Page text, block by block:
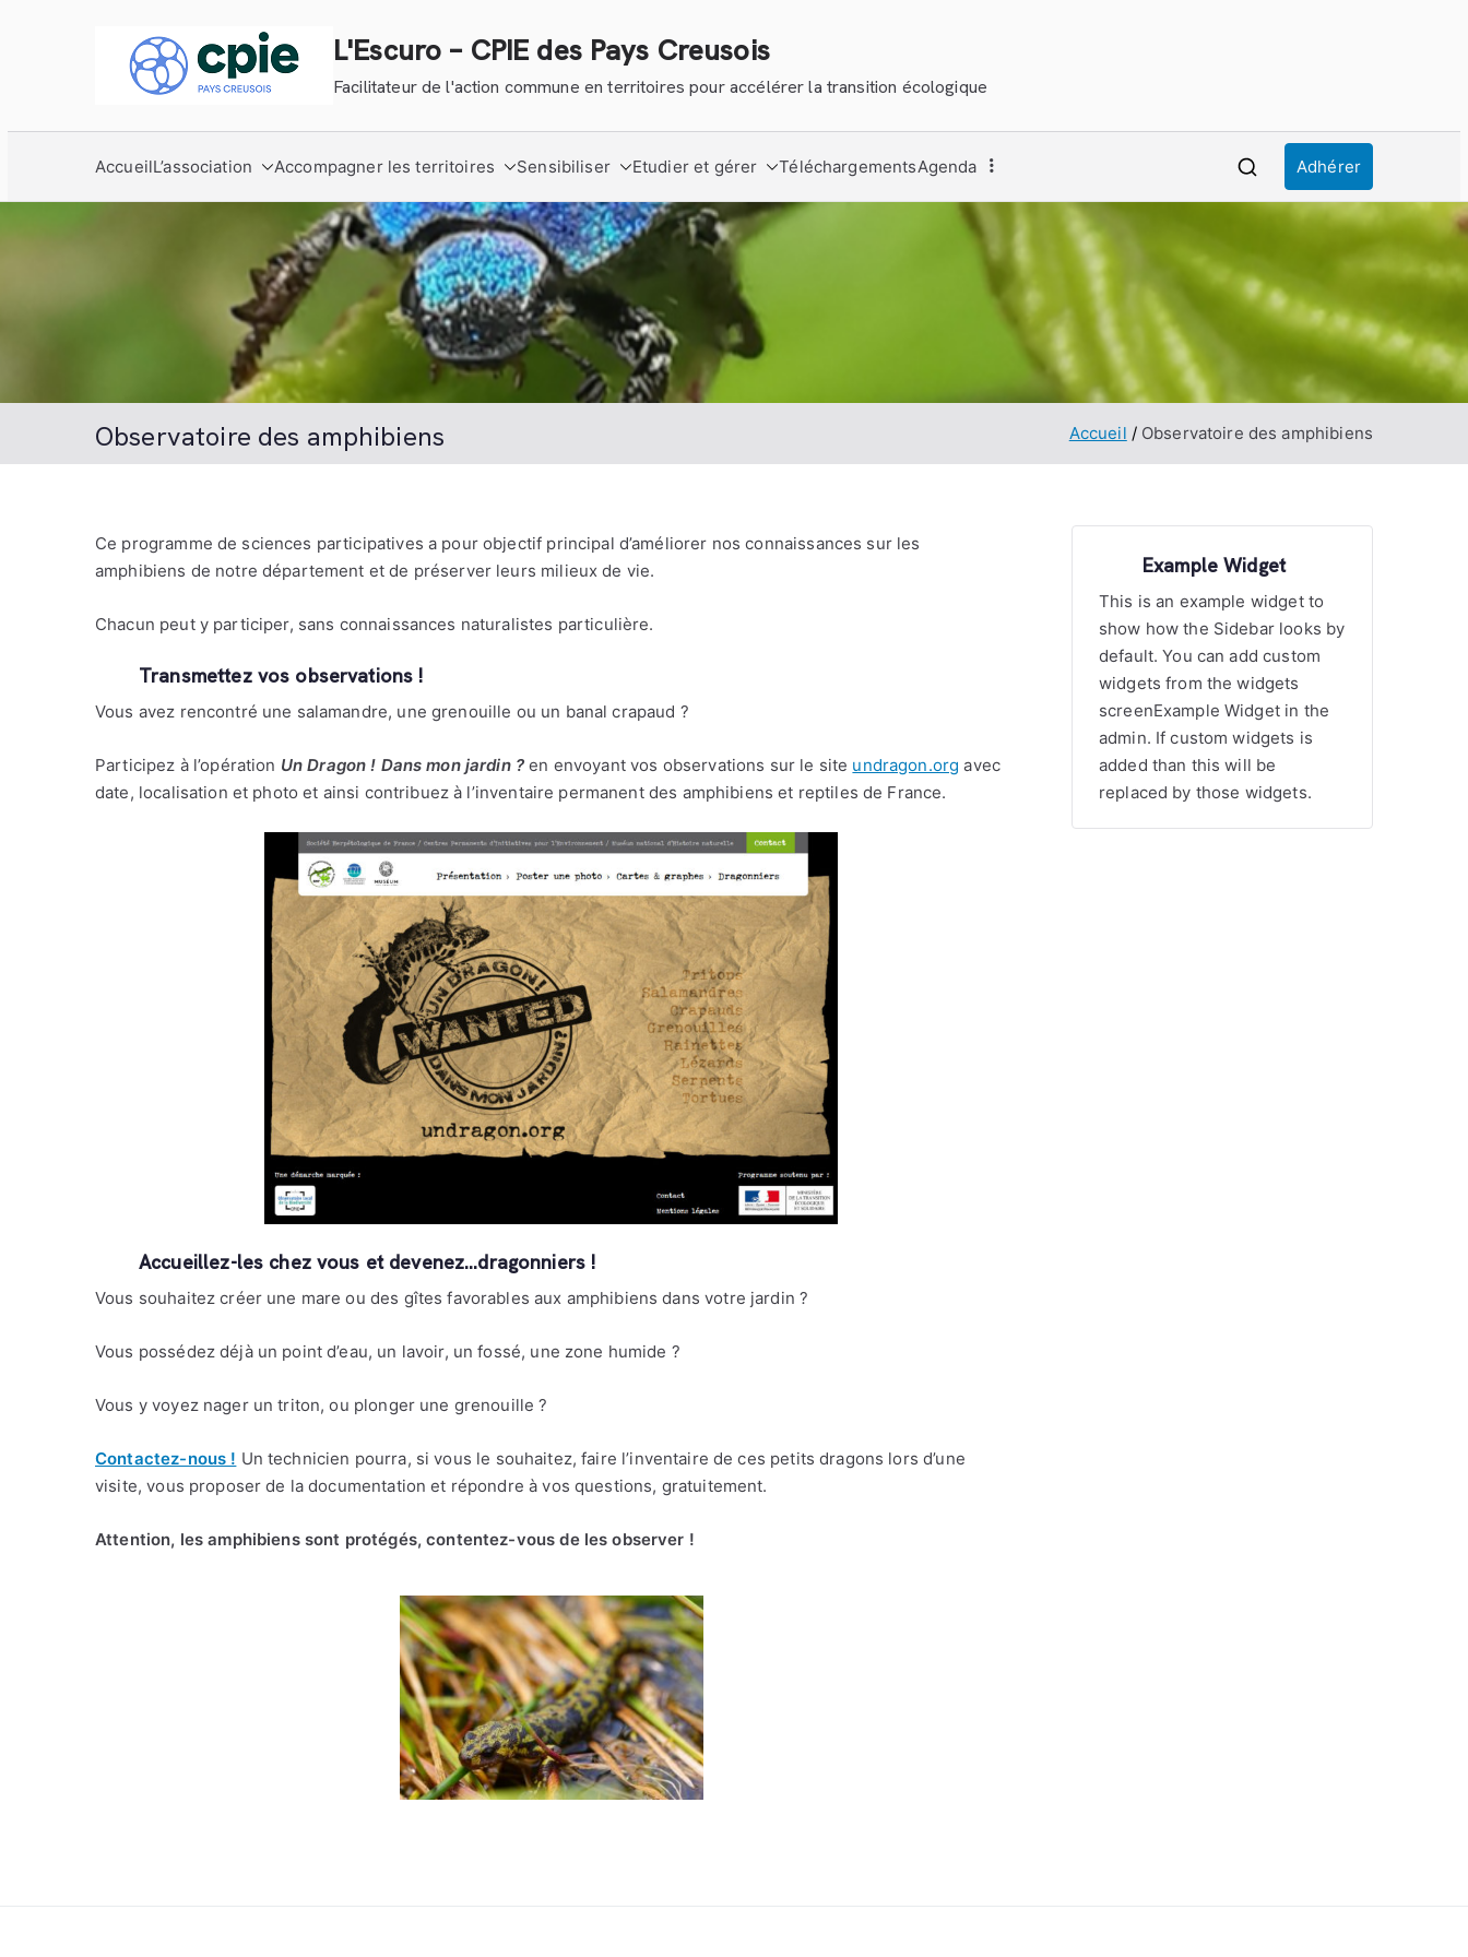
L'Escuro – CPIE des Pays Creusois
Facilitateur de l'action commune en territoires pour accélérer la transition écologique
AccueilL’association Accompagner les territoires Sensibiliser Etudier et gérer TéléchargementsAgenda Adhérer
Observatoire des amphibiens Accueil Observatoire des amphibiens
Ce programme de sciences participatives a pour objectif principal d’améliorer nos connaissances sur les
amphibiens de notre département et de préserver leurs milieux de vie.
Chacun peut y participer, sans connaissances naturalistes particulière.
Transmettez vos observations !
Vous avez rencontré une salamandre, une grenouille ou un banal crapaud ?
Participez à l’opération Un Dragon ! Dans mon jardin ? en envoyant vos observations sur le site undragon.org avec
date, localisation et photo et ainsi contribuez à l’inventaire permanent des amphibiens et reptiles de France.
Accueillez-les chez vous et devenez…dragonniers !
Vous souhaitez créer une mare ou des gîtes favorables aux amphibiens dans votre jardin ?
Vous possédez déjà un point d’eau, un lavoir, un fossé, une zone humide ?
Vous y voyez nager un triton, ou plonger une grenouille ?
Contactez-nous ! Un technicien pourra, si vous le souhaitez, faire l’inventaire de ces petits dragons lors d’une
visite, vous proposer de la documentation et répondre à vos questions, gratuitement.
Attention, les amphibiens sont protégés, contentez-vous de les observer !
Example Widget
This is an example widget to
show how the Sidebar looks by
default. You can add custom
widgets from the widgets
screenExample Widget in the
admin. If custom widgets is
added than this will be
replaced by those widgets.